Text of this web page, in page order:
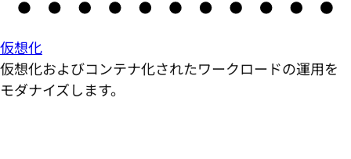
仮想化
仮想化およびコンテナ化されたワークロードの運用を
モダナイズします。